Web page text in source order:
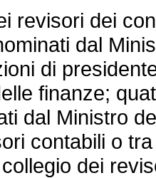
dei
dal
di
finanze;
dal Ministro
contabili o
dei